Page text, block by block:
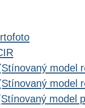
model
model
model